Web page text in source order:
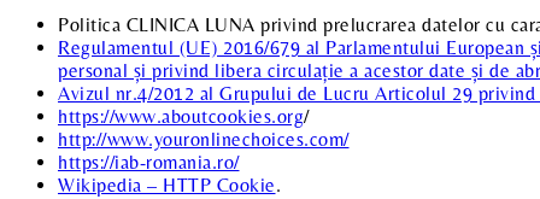
Politica CLINICA LUNA privind prelucrarea datelor cu
Regulamentul (UE) 2016/679 al Parlamentului
personal și privind libera circulație a acestor date și de
Avizul nr.4/2012 al Grupului de Lucru Articolul 29
https://www.aboutcookies.org/
http://www.youronlinechoices.com/
https://iab-romania.ro/
Wikipedia – HTTP Cookie.